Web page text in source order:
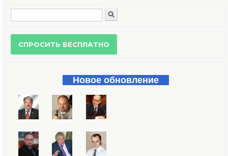
Форма поиска
Новое обновление